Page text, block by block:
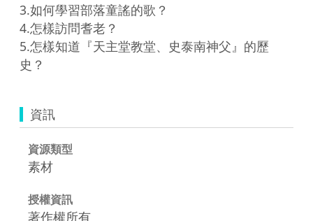
3.如何學習部落童謠的歌？
4.怎樣訪問耆老？
5.怎樣知道『天主堂教堂、史泰南神父』的歷
資訊
資源類型
素材
授權資訊
著作權所有